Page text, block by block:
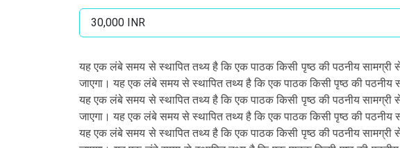
30,000 INR
यह एक लंबे समय से स्थापित तथ्य है कि एक पाठक किसी पृष्ठ की पठनीय सामग्री
जाएगा। यह एक लंबे समय से स्थापित तथ्य है कि एक पाठक किसी पृष्ठ की पठनीय
यह एक लंबे समय से स्थापित तथ्य है कि एक पाठक किसी पृष्ठ की पठनीय सामग्री
जाएगा। यह एक लंबे समय से स्थापित तथ्य है कि एक पाठक किसी पृष्ठ की पठनीय
यह एक लंबे समय से स्थापित तथ्य है कि एक पाठक किसी पृष्ठ की पठनीय सामग्री